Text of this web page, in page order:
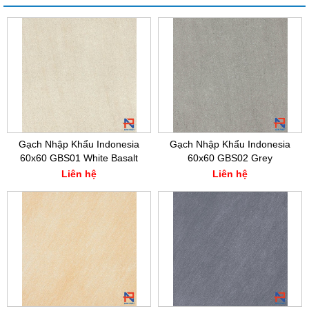
Gạch Nhập Khẩu Indonesia
60x60 GBS01 White Basalt
Liên hệ
Gạch Nhập Khẩu Indonesia
60x60 GBS02 Grey
Liên hệ